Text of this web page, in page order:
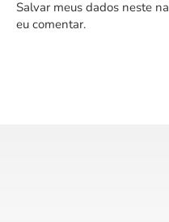
Salvar meus dados neste
eu comentar.